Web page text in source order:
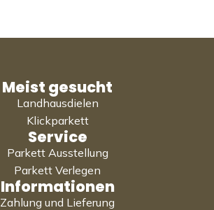
Meist gesucht
Landhausdielen
Klickparkett
Service
Parkett Ausstellung
Parkett Verlegen
Informationen
Zahlung und Lieferung